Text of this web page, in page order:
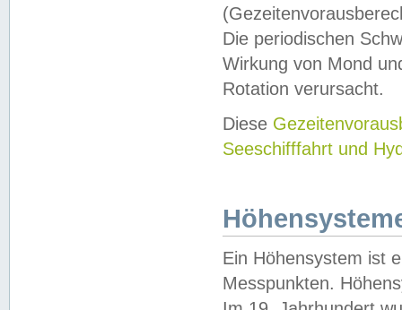
Die periodischen
Wirkung von Mond
Rotation verursacht.
Diese
Seeschifffahrt und
Ein Höhensystem ist
Messpunkten.